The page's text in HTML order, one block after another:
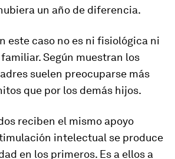
un año de diferencia.
este caso no es ni fisiológica ni
Según muestran los
suelen preocuparse más
que por los demás hijos.
reciben el mismo apoyo
intelectual se produce
en los primeros. Es a ellos a